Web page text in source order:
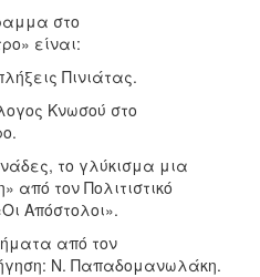
στο
είναι:
Πινιάτας.
Κνωσού στο
το γλύκισμα μια
από τον Πολιτιστικό
Απόστολοι».
από τον
Ν. Παπαδομανωλάκη.